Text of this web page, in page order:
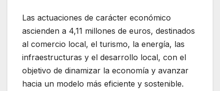
Las actuaciones de carácter económico
ascienden a 4,11 millones de euros, destinados
al comercio local, el turismo, la energía, las
infraestructuras y el desarrollo local, con el
objetivo de dinamizar la economía y avanzar
hacia un modelo más eficiente y sostenible.